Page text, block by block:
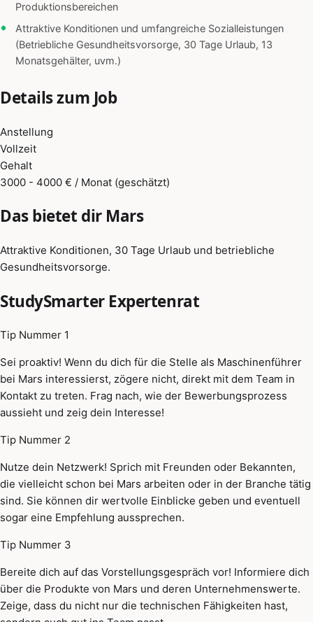
Produktionsbereichen
Attraktive Konditionen und umfangreiche Sozialleistungen
(Betriebliche Gesundheitsvorsorge, 30 Tage Urlaub, 13
Monatsgehälter, uvm.)
Details zum Job
Anstellung
Vollzeit
Gehalt
3000 - 4000 € / Monat (geschätzt)
Das bietet dir Mars
Attraktive Konditionen, 30 Tage Urlaub und betriebliche
Gesundheitsvorsorge.
StudySmarter Expertenrat
Tip Nummer 1
Sei proaktiv! Wenn du dich für die Stelle als Maschinenführer
bei Mars interessierst, zögere nicht, direkt mit dem Team in
Kontakt zu treten. Frag nach, wie der Bewerbungsprozess
aussieht und zeig dein Interesse!
Tip Nummer 2
Nutze dein Netzwerk! Sprich mit Freunden oder Bekannten,
die vielleicht schon bei Mars arbeiten oder in der Branche tätig
sind. Sie können dir wertvolle Einblicke geben und eventuell
sogar eine Empfehlung aussprechen.
Tip Nummer 3
Bereite dich auf das Vorstellungsgespräch vor! Informiere dich
über die Produkte von Mars und deren Unternehmenswerte.
Zeige, dass du nicht nur die technischen Fähigkeiten hast,